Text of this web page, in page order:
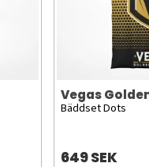
Vegas
Bäddset Dots
649 SEK